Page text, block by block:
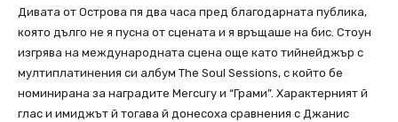
Дивата от Острова пя два часа пред благодарната публика,
която дълго не я пусна от сцената и я връщаше на бис. Стоун
изгрява на международната сцена още като тийнейджър с
мултиплатинения си албум The Soul Sessions, с който бе
номинирана за наградите Mercury и “Грами”. Характерният й
глас и имиджът й тогава й донесоха сравнения с Джанис